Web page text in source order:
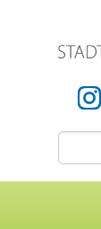
Instagram